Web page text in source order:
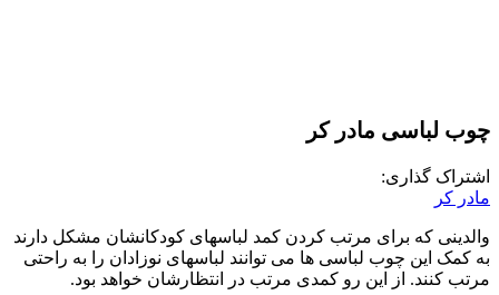
چوب لباسی مادر کر
اشتراک گذاری:
مادر کر
والدینی که برای مرتب کردن کمد لباسهای کودکانشان مشکل دارند
به کمک این چوب لباسی ها می توانند لباسهای نوزادان را به راحتی
مرتب کنند. از این رو کمدی مرتب در انتظارشان خواهد بود.